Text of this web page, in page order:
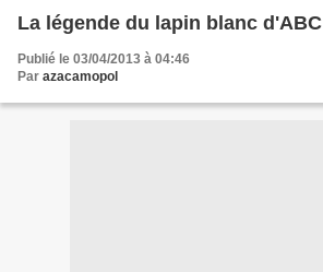
La légende du lapin blanc d'ABC
Publié le 03/04/2013 à 04:46
Par azacamopol